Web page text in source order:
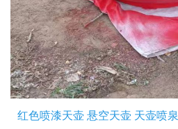
红色喷漆天壶 悬空天壶 天壶喷泉